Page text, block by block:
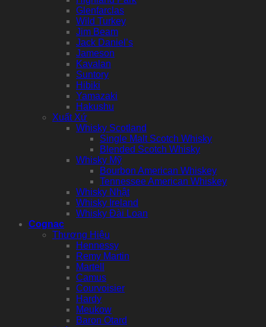
Glenfarclas
Wild Turkey
Jim Beam
Jack Daniel’s
Jameson
Kavalan
Suntory
Hibiki
Yamazaki
Hakushu
Xuất Xứ
Whisky Scotland
Single Malt Scotch Whisky
Blended Scotch Whisky
Whisky Mỹ
Bourbon American Whiskey
Tennessee American Whiskey
Whisky Nhật
Whisky Ireland
Whisky Đài Loan
Cognac
Thương Hiệu
Hennessy
Remy Martin
Martell
Camus
Courvoisier
Hardy
Meukow
Baron Otard